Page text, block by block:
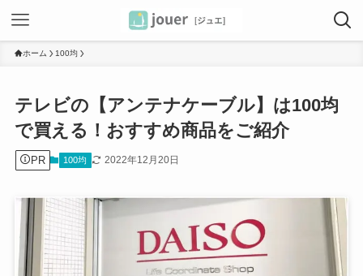
ホーム 100均
テレビの【アンテナケーブル】は100均
で買える！おすすめ商品をご紹介
PR 100均 2022年12月20日